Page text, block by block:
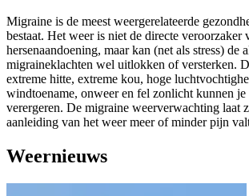
Migraine is de meest weergerelateerde
bestaat. Het weer is niet de directe veroorzaker
hersenaandoening, maar kan (net als stress) de
migraineklachten wel uitlokken of versterken.
extreme hitte, extreme kou, hoge
windtoename, onweer en fel zonlicht kunnen
verergeren. De migraine weerverwachting laat
aanleiding van het weer meer of minder pijn
Weernieuws